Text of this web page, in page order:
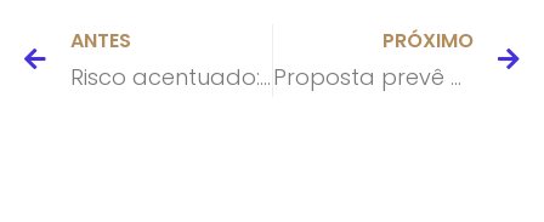
ANTES
Risco acentuado: Cobrador de ônibus que entrou em depressão após sucessivos assaltos é indenizado
PRÓXIMO
Proposta prevê efeito retroativo para divórcio, separação e reconhecimento de filhos